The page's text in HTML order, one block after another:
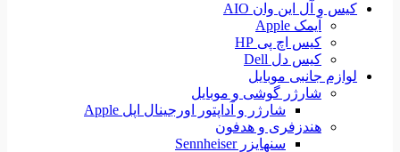
کیس و آل این وان AIO
آیمک Apple
کیس اچ پی HP
کیس دل Dell
لوازم جانبی موبایل
شارژر گوشی و موبایل
شارژر و آداپتور اورجینال اپل Apple
هندزفری و هدفون
سنهایزر Sennheiser